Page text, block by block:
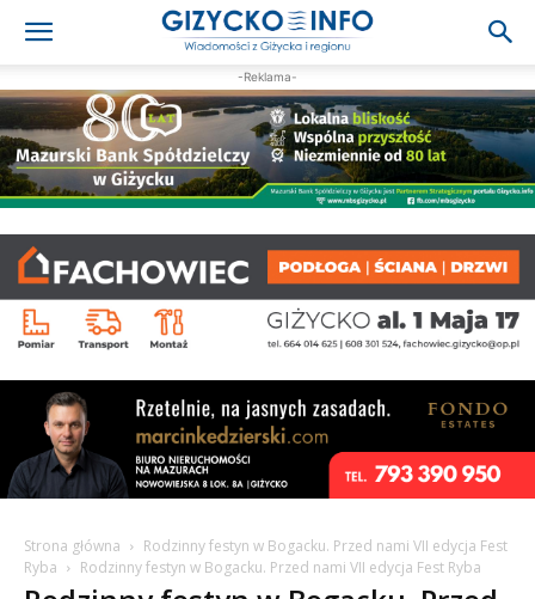
-Reklama-
Strona główna
Rodzinny festyn w Bogacku. Przed nami VII edycja Fest
Ryba
Rodzinny festyn w Bogacku. Przed nami VII edycja Fest Ryba